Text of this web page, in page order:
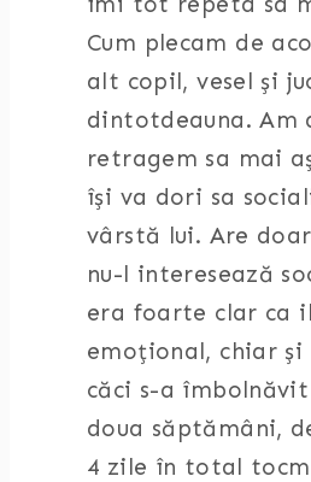
Cum plecam de
alt copil, vesel și
dintotdeauna. Am
retragem sa mai
își va dori sa
vârstă lui. Are
nu-l interesează
era foarte clar ca
emoțional, chiar
căci s-a
doua săptămâni,
4 zile în total